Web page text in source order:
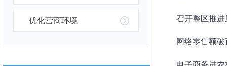
优化营商环境 召开整区推
网络零售额